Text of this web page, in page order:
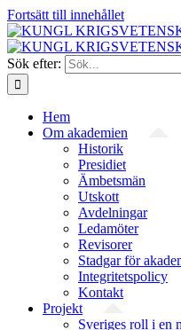
Fortsätt till innehållet
Sök efter:
Hem
Om akademien
Historik
Presidiet
Ämbetsmän
Utskott
Avdelningar
Ledamöter
Revisorer
Stadgar för
Integritetspolicy
Kontakt
Projekt
Sveriges roll i en